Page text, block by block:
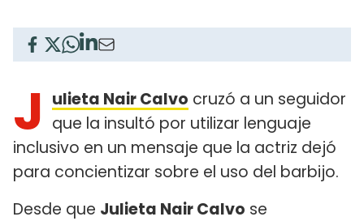
J ulieta Nair Calvo cruzó a un seguidor
que la insultó por utilizar lenguaje
inclusivo en un mensaje que la actriz dejó
para concientizar sobre el uso del barbijo.
Desde que Julieta Nair Calvo se